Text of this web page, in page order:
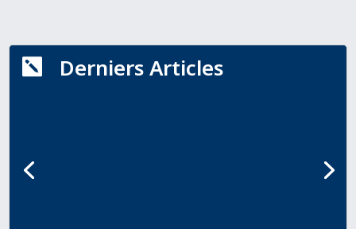
 Derniers Articles